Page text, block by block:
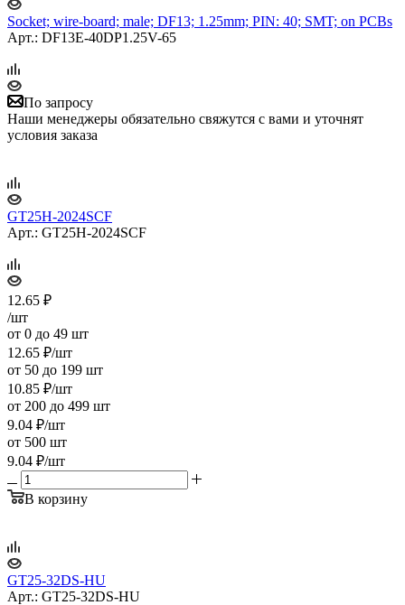
Socket; wire-board; male; DF13; 1.25mm; PIN: 40; SMT; on PCBs
Арт.: DF13E-40DP1.25V-65
По запросу
Наши менеджеры обязательно свяжутся с вами и уточнят
условия заказа
GT25H-2024SCF
Арт.: GT25H-2024SCF
12.65 ₽
/шт
от 0 до 49 шт
12.65 ₽/шт
от 50 до 199 шт
10.85 ₽/шт
от 200 до 499 шт
9.04 ₽/шт
от 500 шт
9.04 ₽/шт
В корзину
GT25-32DS-HU
Арт.: GT25-32DS-HU